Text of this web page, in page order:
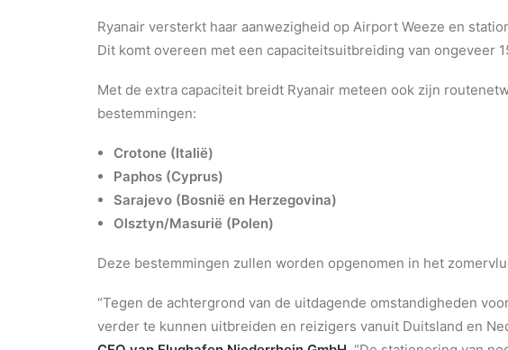
Ryanair versterkt haar aanwezigheid op Airport Weeze en
Dit komt overeen met een capaciteitsuitbreiding van ongeveer
Met de extra capaciteit breidt Ryanair meteen ook zijn
bestemmingen:
Crotone (Italië)
Paphos (Cyprus)
Sarajevo (Bosnië en Herzegovina)
Olsztyn/Masurië (Polen)
Deze bestemmingen zullen worden opgenomen in het
“Tegen de achtergrond van de uitdagende omstandigheden
verder te kunnen uitbreiden en reizigers vanuit Duitsland en